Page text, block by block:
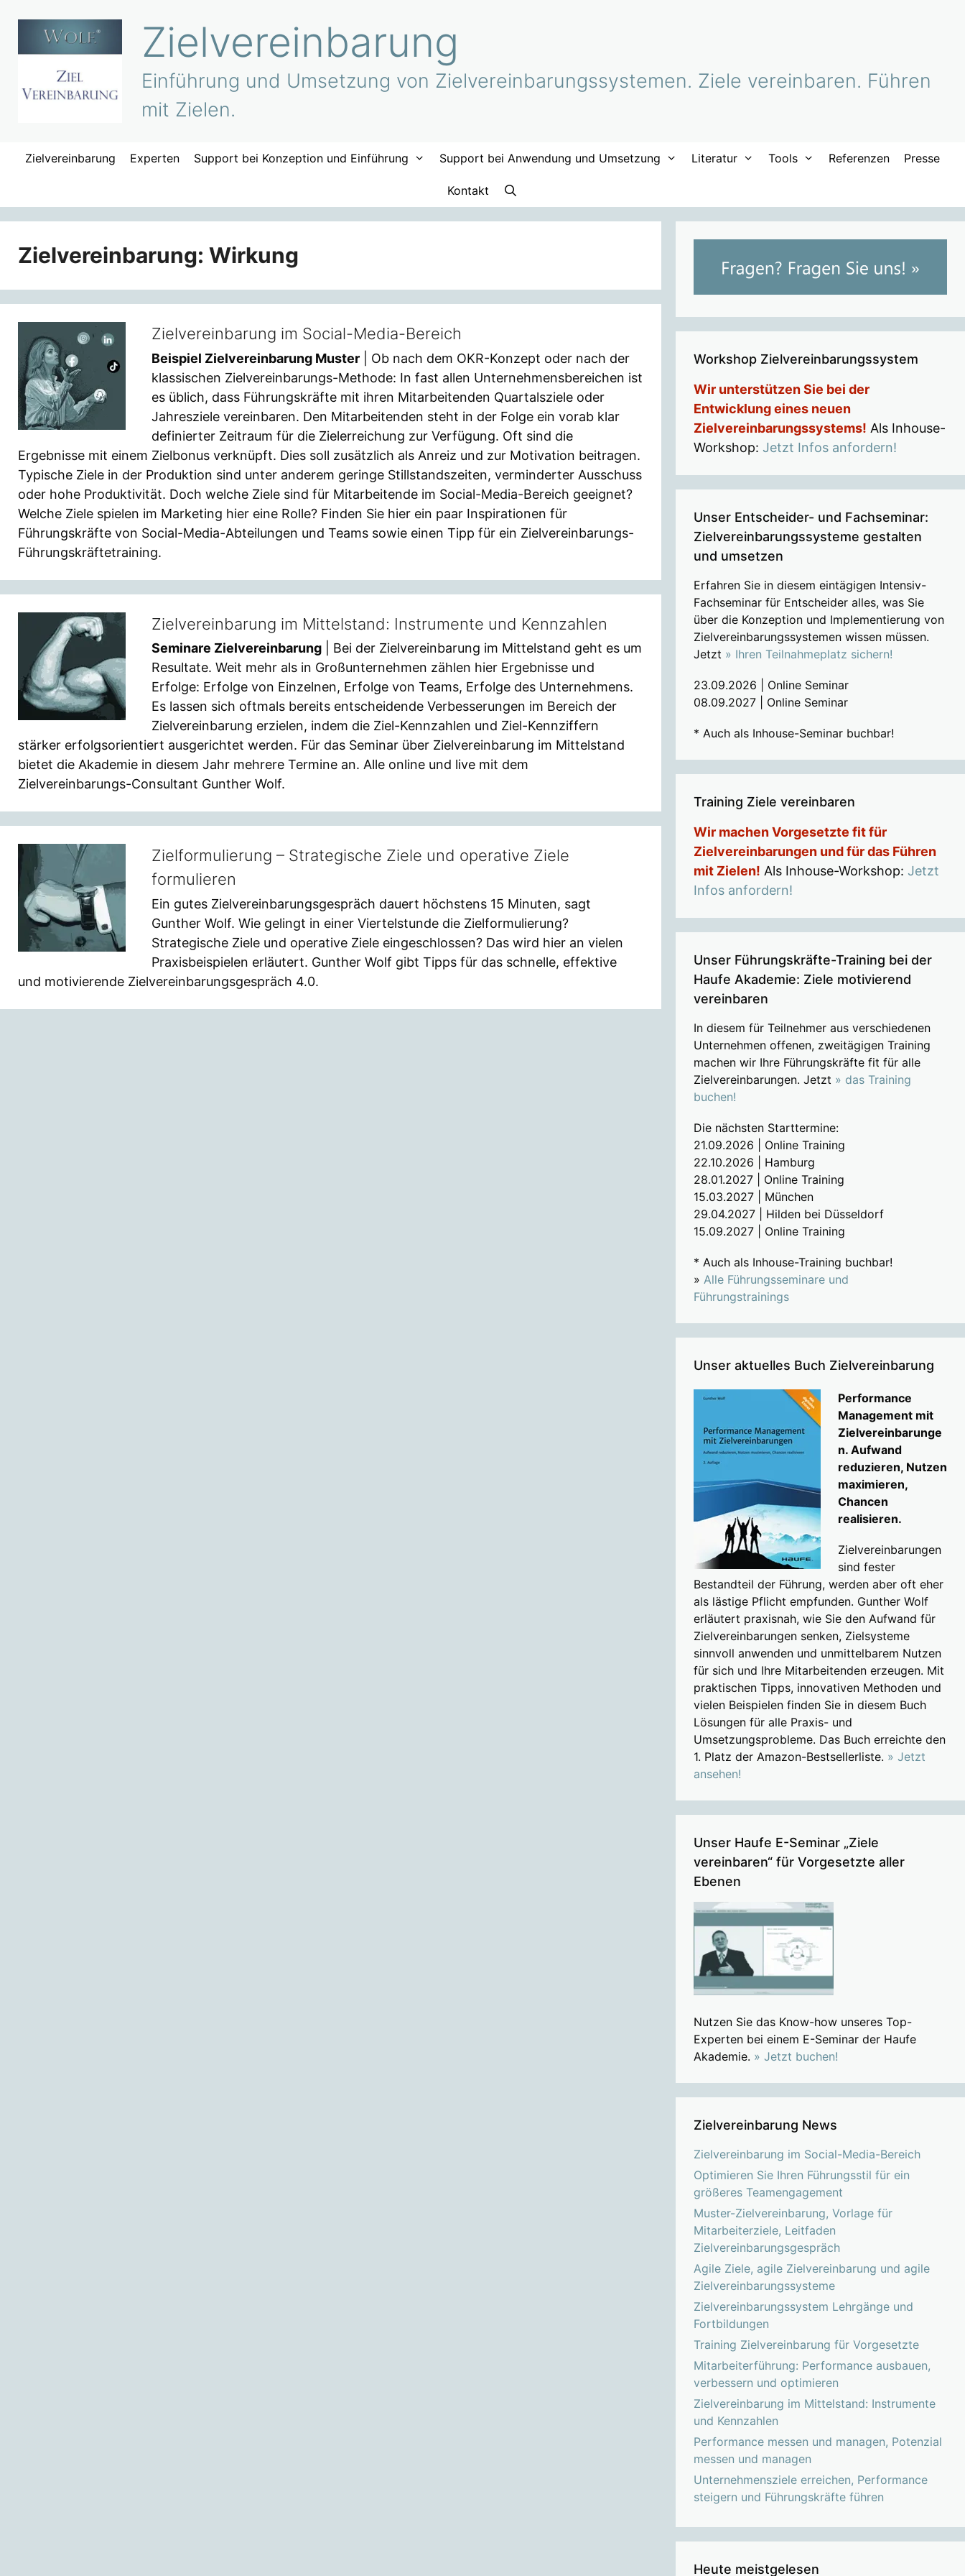
springen
Zielvereinbarung
Einführung und Umsetzung von Zielvereinbarungssystemen. Ziele vereinbaren. Führen
mit Zielen.
Zielvereinbarung Experten Support bei Konzeption und Einführung Support bei Anwendung und Umsetzung Literatur Tools Referenzen Presse
Kontakt
Zielvereinbarung: Wirkung
Zielvereinbarung im Social-Media-Bereich
Beispiel Zielvereinbarung Muster | Ob nach dem OKR-Konzept oder nach der
klassischen Zielvereinbarungs-Methode: In fast allen Unternehmensbereichen ist
es üblich, dass Führungskräfte mit ihren Mitarbeitenden Quartalsziele oder
Jahresziele vereinbaren. Den Mitarbeitenden steht in der Folge ein vorab klar
definierter Zeitraum für die Zielerreichung zur Verfügung. Oft sind die
Ergebnisse mit einem Zielbonus verknüpft. Dies soll zusätzlich als Anreiz und zur Motivation beitragen.
Typische Ziele in der Produktion sind unter anderem geringe Stillstandszeiten, verminderter Ausschuss
oder hohe Produktivität. Doch welche Ziele sind für Mitarbeitende im Social-Media-Bereich geeignet?
Welche Ziele spielen im Marketing hier eine Rolle? Finden Sie hier ein paar Inspirationen für
Führungskräfte von Social-Media-Abteilungen und Teams sowie einen Tipp für ein Zielvereinbarungs-
Führungskräftetraining.
Zielvereinbarung im Mittelstand: Instrumente und Kennzahlen
Seminare Zielvereinbarung | Bei der Zielvereinbarung im Mittelstand geht es um
Resultate. Weit mehr als in Großunternehmen zählen hier Ergebnisse und
Erfolge: Erfolge von Einzelnen, Erfolge von Teams, Erfolge des Unternehmens.
Es lassen sich oftmals bereits entscheidende Verbesserungen im Bereich der
Zielvereinbarung erzielen, indem die Ziel-Kennzahlen und Ziel-Kennziffern
stärker erfolgsorientiert ausgerichtet werden. Für das Seminar über Zielvereinbarung im Mittelstand
bietet die Akademie in diesem Jahr mehrere Termine an. Alle online und live mit dem
Zielvereinbarungs-Consultant Gunther Wolf.
Zielformulierung – Strategische Ziele und operative Ziele
formulieren
Ein gutes Zielvereinbarungsgespräch dauert höchstens 15 Minuten, sagt
Gunther Wolf. Wie gelingt in einer Viertelstunde die Zielformulierung?
Strategische Ziele und operative Ziele eingeschlossen? Das wird hier an vielen
Praxisbeispielen erläutert. Gunther Wolf gibt Tipps für das schnelle, effektive
und motivierende Zielvereinbarungsgespräch 4.0.
Workshop Zielvereinbarungssystem
Wir unterstützen Sie bei der
Entwicklung eines neuen
Zielvereinbarungssystems! Als Inhouse-
Workshop: Jetzt Infos anfordern!
Unser Entscheider- und Fachseminar:
Zielvereinbarungssysteme gestalten
und umsetzen
Erfahren Sie in diesem eintägigen Intensiv-
Fachseminar für Entscheider alles, was Sie
über die Konzeption und Implementierung von
Zielvereinbarungssystemen wissen müssen.
Jetzt » Ihren Teilnahmeplatz sichern!
23.09.2026 | Online Seminar
08.09.2027 | Online Seminar
* Auch als Inhouse-Seminar buchbar!
Training Ziele vereinbaren
Wir machen Vorgesetzte fit für
Zielvereinbarungen und für das Führen
mit Zielen! Als Inhouse-Workshop: Jetzt
Infos anfordern!
Unser Führungskräfte-Training bei der
Haufe Akademie: Ziele motivierend
vereinbaren
In diesem für Teilnehmer aus verschiedenen
Unternehmen offenen, zweitägigen Training
machen wir Ihre Führungskräfte fit für alle
Zielvereinbarungen. Jetzt » das Training
buchen!
Die nächsten Starttermine:
21.09.2026 | Online Training
22.10.2026 | Hamburg
28.01.2027 | Online Training
15.03.2027 | München
29.04.2027 | Hilden bei Düsseldorf
15.09.2027 | Online Training
* Auch als Inhouse-Training buchbar!
» Alle Führungsseminare und
Führungstrainings
Unser aktuelles Buch Zielvereinbarung
Performance
Management mit
Zielvereinbarunge
n. Aufwand
reduzieren, Nutzen
maximieren,
Chancen
realisieren.
Zielvereinbarungen
sind fester
Bestandteil der Führung, werden aber oft eher
als lästige Pflicht empfunden. Gunther Wolf
erläutert praxisnah, wie Sie den Aufwand für
Zielvereinbarungen senken, Zielsysteme
sinnvoll anwenden und unmittelbarem Nutzen
für sich und Ihre Mitarbeitenden erzeugen. Mit
praktischen Tipps, innovativen Methoden und
vielen Beispielen finden Sie in diesem Buch
Lösungen für alle Praxis- und
Umsetzungsprobleme. Das Buch erreichte den
1. Platz der Amazon-Bestsellerliste. » Jetzt
ansehen!
Unser Haufe E-Seminar „Ziele
vereinbaren“ für Vorgesetzte aller
Ebenen
Nutzen Sie das Know-how unseres Top-
Experten bei einem E-Seminar der Haufe
Akademie. » Jetzt buchen!
Zielvereinbarung News
Zielvereinbarung im Social-Media-Bereich
Optimieren Sie Ihren Führungsstil für ein
größeres Teamengagement
Muster-Zielvereinbarung, Vorlage für
Mitarbeiterziele, Leitfaden
Zielvereinbarungsgespräch
Agile Ziele, agile Zielvereinbarung und agile
Zielvereinbarungssysteme
Zielvereinbarungssystem Lehrgänge und
Fortbildungen
Training Zielvereinbarung für Vorgesetzte
Mitarbeiterführung: Performance ausbauen,
verbessern und optimieren
Zielvereinbarung im Mittelstand: Instrumente
und Kennzahlen
Performance messen und managen, Potenzial
messen und managen
Unternehmensziele erreichen, Performance
steigern und Führungskräfte führen
Heute meistgelesen